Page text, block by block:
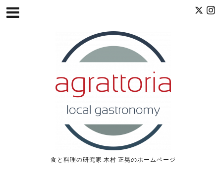
食と料理の研究家 木村 正晃のホームページ